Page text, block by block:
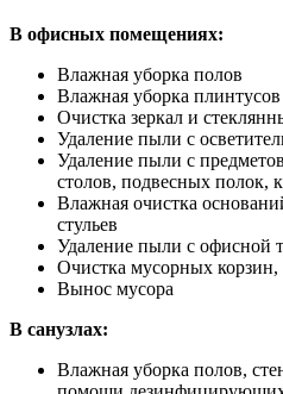
В офисных помещениях:
Влажная уборка полов
Влажная уборка
Очистка зеркал и
Удаление пыли с
Удаление пыли с
столов, подвесных полок,
Влажная очистка
стульев
Удаление пыли с офисной
Очистка мусорных корзин,
Вынос мусора
В санузлах:
Влажная уборка полов,